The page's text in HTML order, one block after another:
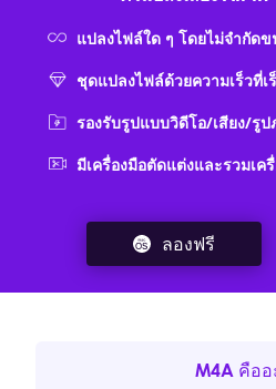
แปลงไฟล์ใด ๆ โดยไม่จำกัด
ชุดแปลงไฟล์ด้วยความเร็วที่เ
รองรับรูปแบบวิดีโอ/เสียง/รู
มีเครื่องมือตัดแต่งและรวมเค
ลองฟรี
M4A คืออ